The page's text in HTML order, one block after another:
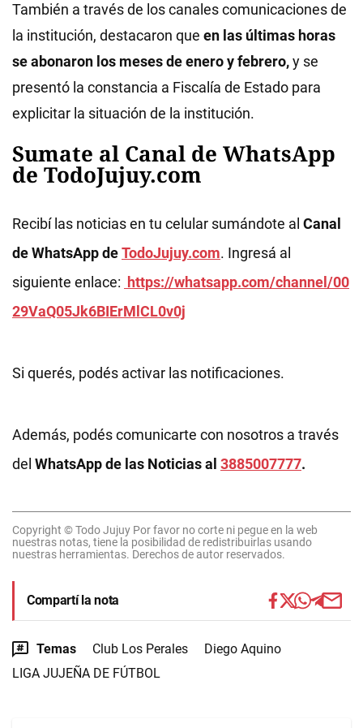
También a través de los canales comunicaciones de
la institución, destacaron que en las últimas horas
se abonaron los meses de enero y febrero,y se
presentó la constancia a Fiscalía de Estado para
explicitar la situación de la institución.
Sumate al Canal de WhatsApp
de TodoJujuy.com
Recibí las noticias en tu celular sumándote al Canal
de WhatsApp deTodoJujuy.com. Ingresá al
siguiente enlace: https://whatsapp.com/channel/00
29VaQ05Jk6BIErMlCL0v0j
Si querés, podés activar las notificaciones.
Además, podés comunicarte con nosotros a través
del WhatsApp de las Noticias al 3885007777.
Copyright © Todo Jujuy Por favor no corte ni pegue en la web
nuestras notas, tiene la posibilidad de redistribuirlas usando
nuestras herramientas. Derechos de autor reservados.
Compartí la nota
Temas Club Los Perales
Diego Aquino
LIGA JUJEÑA DE FÚTBOL